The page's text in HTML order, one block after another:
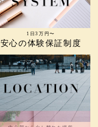
1日3万円〜
安心の体験保証制度